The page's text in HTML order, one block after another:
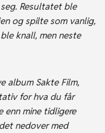
Resultatet ble
og spilte som vanlig,
knall, men neste
album Sakte Film,
for hva du får
enn mine tidligere
nedover med